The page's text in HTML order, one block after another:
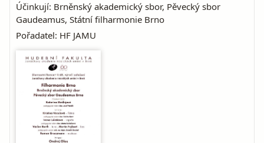
Účinkují: Brněnský akademický sbor, Pěvecký sbor
Gaudeamus, Státní filharmonie Brno
Pořadatel: HF JAMU